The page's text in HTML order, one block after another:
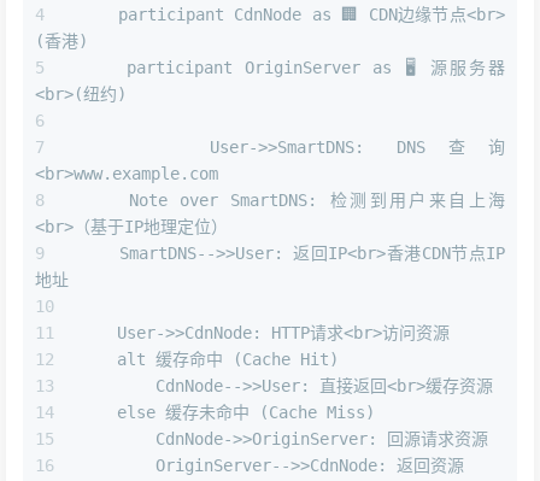
    participant CdnNode as 🏢 CDN边缘节点<br>
(香港)
    participant OriginServer as 🖥️ 源服务器
<br>(纽约)
    User->>SmartDNS: DNS查询
<br>www.example.com
    Note over SmartDNS: 检测到用户来自上海
<br>（基于IP地理定位）
    SmartDNS-->>User: 返回IP<br>香港CDN节点IP
地址
    User->>CdnNode: HTTP请求<br>访问资源
    alt 缓存命中 (Cache Hit)
        CdnNode-->>User: 直接返回<br>缓存资源
    else 缓存未命中 (Cache Miss)
        CdnNode->>OriginServer: 回源请求资源
        OriginServer-->>CdnNode: 返回资源